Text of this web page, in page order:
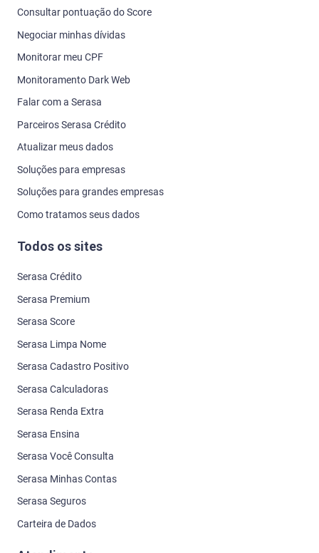
Consultar pontuação do Score
Negociar minhas dívidas
Monitorar meu CPF
Monitoramento Dark Web
Falar com a Serasa
Parceiros Serasa Crédito
Atualizar meus dados
Soluções para empresas
Soluções para grandes empresas
Como tratamos seus dados
Todos os sites
Serasa Crédito
Serasa Premium
Serasa Score
Serasa Limpa Nome
Serasa Cadastro Positivo
Serasa Calculadoras
Serasa Renda Extra
Serasa Ensina
Serasa Você Consulta
Serasa Minhas Contas
Serasa Seguros
Carteira de Dados